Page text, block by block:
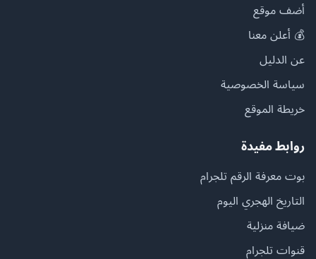
أضف موقع
💰 أعلن معنا
عن الدليل
سياسة الخصوصية
خريطة الموقع
روابط مفيدة
بوت معرفة الرقم تلجرام
التاريخ الهجري اليوم
ضيافة منزلية
قنوات تلجرام